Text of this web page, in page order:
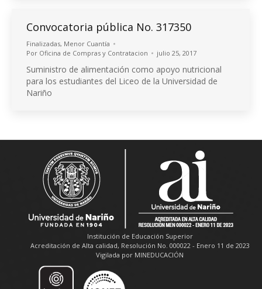
Convocatoria pública No. 317350
Finalizadas, Menor Cuantía
Por Oficina de Compras y Contratacion julio 25, 2017
Suministro de alimentación como apoyo nutricional
para los estudiantes del Liceo de la Universidad de
Nariño
Institución de Educación Superior
Acreditación de Alta calidad, Resolución No. 000022 - Enero 11 de 2023
Vigilada por MINEDUCACIÓN